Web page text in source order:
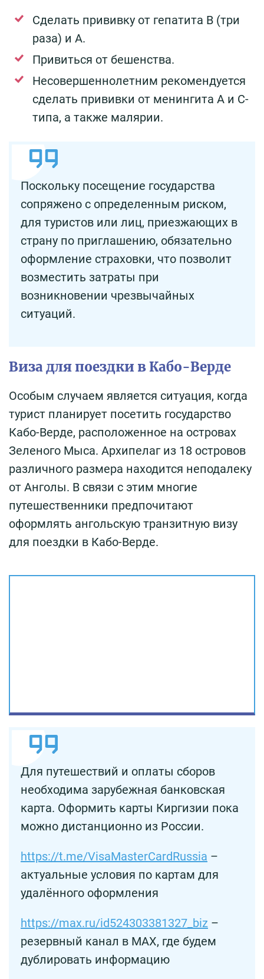
Сделать прививку от гепатита B (три
раза) и А.
Привиться от бешенства.
Несовершеннолетним рекомендуется
сделать прививки от менингита А и С-
типа, а также малярии.
Поскольку посещение государства
сопряжено с определенным риском,
для туристов или лиц, приезжающих в
страну по приглашению, обязательно
оформление страховки, что позволит
возместить затраты при
возникновении чрезвычайных
ситуаций.
Виза для поездки в Кабо-Верде
Особым случаем является ситуация, когда
турист планирует посетить государство
Кабо-Верде, расположенное на островах
Зеленого Мыса. Архипелаг из 18 островов
различного размера находится неподалеку
от Анголы. В связи с этим многие
путешественники предпочитают
оформлять ангольскую транзитную визу
для поездки в Кабо-Верде.
Для путешествий и оплаты сборов
необходима зарубежная банковская
карта. Оформить карты Киргизии пока
можно дистанционно из России.
https://t.me/VisaMasterCardRussia –
актуальные условия по картам для
удалённого оформления
https://max.ru/id524303381327_biz –
резервный канал в MAX, где будем
дублировать информацию